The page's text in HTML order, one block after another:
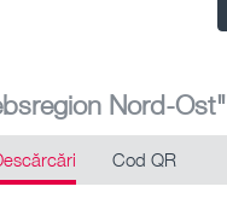
Nord-Ost"
Cod QR